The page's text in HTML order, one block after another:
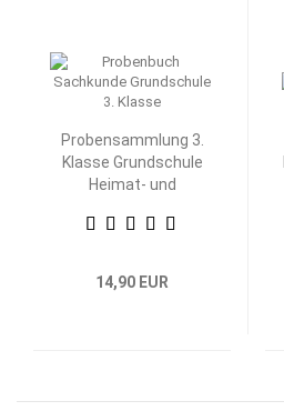
Probensammlung 3.
Klasse Grundschule
Heimat- und
14,90 EUR